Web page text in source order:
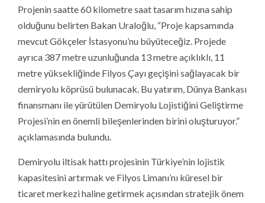
Projenin saatte 60 kilometre saat tasarım hızına sahip
olduğunu belirten Bakan Uraloğlu, “Proje kapsamında
mevcut Gökçeler İstasyonu’nu büyüteceğiz. Projede
ayrıca 387 metre uzunluğunda 13 metre açıklıklı, 11
metre yüksekliğinde Filyos Çayı geçişini sağlayacak bir
demiryolu köprüsü bulunacak. Bu yatırım, Dünya Bankası
finansmanı ile yürütülen Demiryolu Lojistiğini Geliştirme
Projesi’nin en önemli bileşenlerinden birini oluşturuyor.”
açıklamasında bulundu.
Demiryolu iltisak hattı projesinin Türkiye’nin lojistik
kapasitesini artırmak ve Filyos Limanı’nı küresel bir
ticaret merkezi haline getirmek açısından stratejik önem